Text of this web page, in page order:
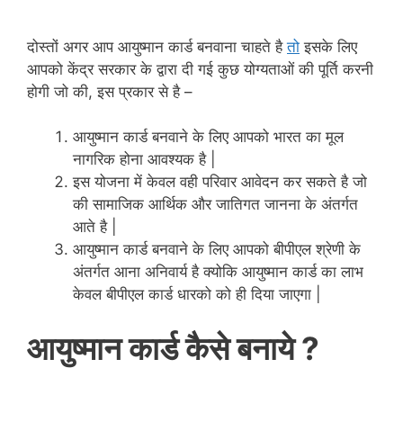
दोस्तों अगर आप आयुष्मान कार्ड बनवाना चाहते हैतो इसके लिए
आपको केंद्र सरकार के द्वारा दी गई कुछ योग्यताओं की पूर्ति करनी
होगी जो की, इस प्रकार से है –
आयुष्मान कार्ड बनवाने के लिए आपको भारत का मूल
नागरिक होना आवश्यक है |
इस योजना में केवल वही परिवार आवेदन कर सकते है जो
की सामाजिक आर्थिक और जातिगत जानना के अंतर्गत
आते है |
आयुष्मान कार्ड बनवाने के लिए आपको बीपीएल श्रेणी के
अंतर्गत आना अनिवार्य है क्योकि आयुष्मान कार्ड का लाभ
केवल बीपीएल कार्ड धारको को ही दिया जाएगा |
आयुष्मान कार्ड कैसे बनाये ?